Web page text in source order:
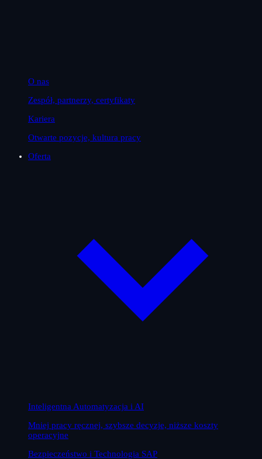
O nas
Zespół, partnerzy, certyfikaty
Kariera
Otwarte pozycje, kultura pracy
Oferta
Inteligentna Automatyzacja i AI
Mniej pracy ręcznej, szybsze decyzje, niższe koszty
operacyjne
Bezpieczeństwo i Technologia SAP